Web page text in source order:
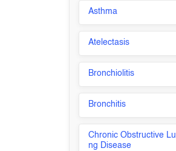
Asthma
Atelectasis
Bronchiolitis
Bronchitis
Chronic Obstructive Lu
ng Disease